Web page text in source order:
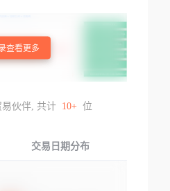
查看更多
伙伴, 共计 10+ 位
交易日期分布